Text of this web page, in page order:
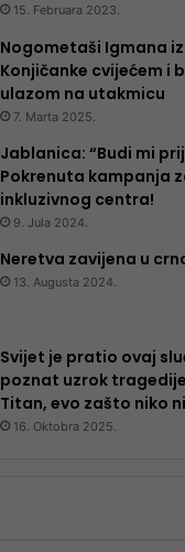
15. Februara 2023.
Nogometaši Igmana
Konjičanke cvijećem i
ulazom na utakmicu
7. Marta 2025.
Jablanica: “Budi mi
Pokrenuta kampanja
inkluzivnog centra!
9. Jula 2024.
Neretva zavijena u
13. Augusta 2024.
Svijet je pratio ovaj
poznat uzrok
Titan, evo zašto niko
16. Oktobra 2025.